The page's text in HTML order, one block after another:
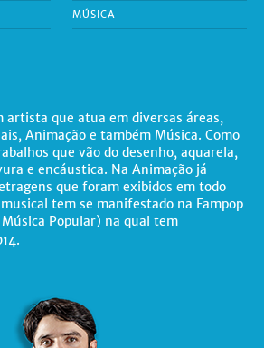
MÚSICA
artista que atua em diversas áreas,
Animação e também Música. Como
que vão do desenho, aquarela,
e encáustica. Na Animação já
que foram exibidos em todo
tem se manifestado na Fampop
Popular) na qual tem